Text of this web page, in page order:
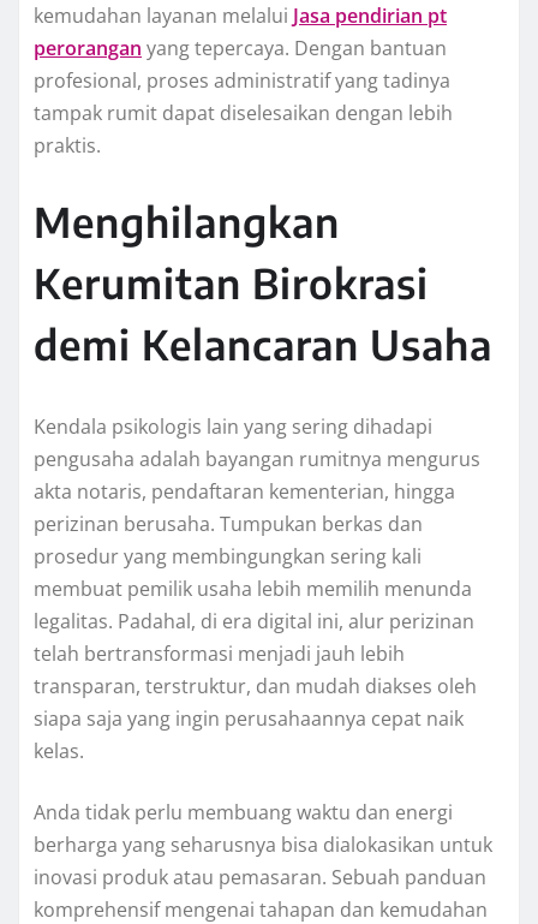
kemudahan layanan melalui Jasa pendirian pt
perorangan yang tepercaya. Dengan bantuan
profesional, proses administratif yang tadinya
tampak rumit dapat diselesaikan dengan lebih
praktis.
Menghilangkan
Kerumitan Birokrasi
demi Kelancaran Usaha
Kendala psikologis lain yang sering dihadapi
pengusaha adalah bayangan rumitnya mengurus
akta notaris, pendaftaran kementerian, hingga
perizinan berusaha. Tumpukan berkas dan
prosedur yang membingungkan sering kali
membuat pemilik usaha lebih memilih menunda
legalitas. Padahal, di era digital ini, alur perizinan
telah bertransformasi menjadi jauh lebih
transparan, terstruktur, dan mudah diakses oleh
siapa saja yang ingin perusahaannya cepat naik
kelas.
Anda tidak perlu membuang waktu dan energi
berharga yang seharusnya bisa dialokasikan untuk
inovasi produk atau pemasaran. Sebuah panduan
komprehensif mengenai tahapan dan kemudahan